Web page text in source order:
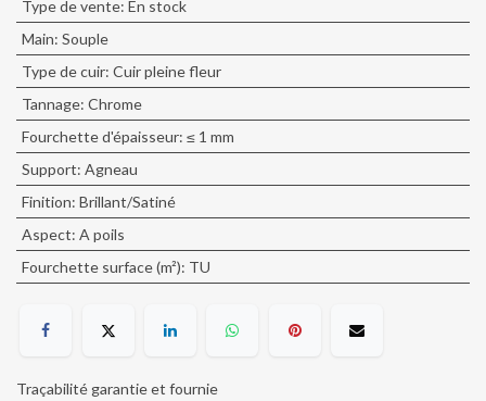
Type de vente: En stock
Main: Souple
Type de cuir: Cuir pleine fleur
Tannage: Chrome
Fourchette d'épaisseur: ≤ 1 mm
Support: Agneau
Finition: Brillant/Satiné
Aspect: A poils
Fourchette surface (m²): TU
Traçabilité garantie et fournie